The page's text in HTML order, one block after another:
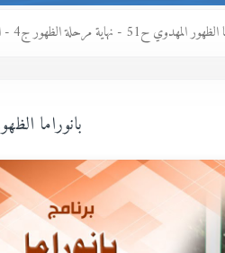
ح51 - نهاية مرحلة الظهور ج4 - المهديون الاثنا عشر ق1
بانوراما